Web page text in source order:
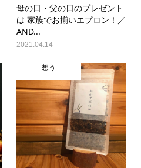
母の日・父の日のプレゼント
は 家族でお揃いエプロン！／
AND...
2021.04.14
想う